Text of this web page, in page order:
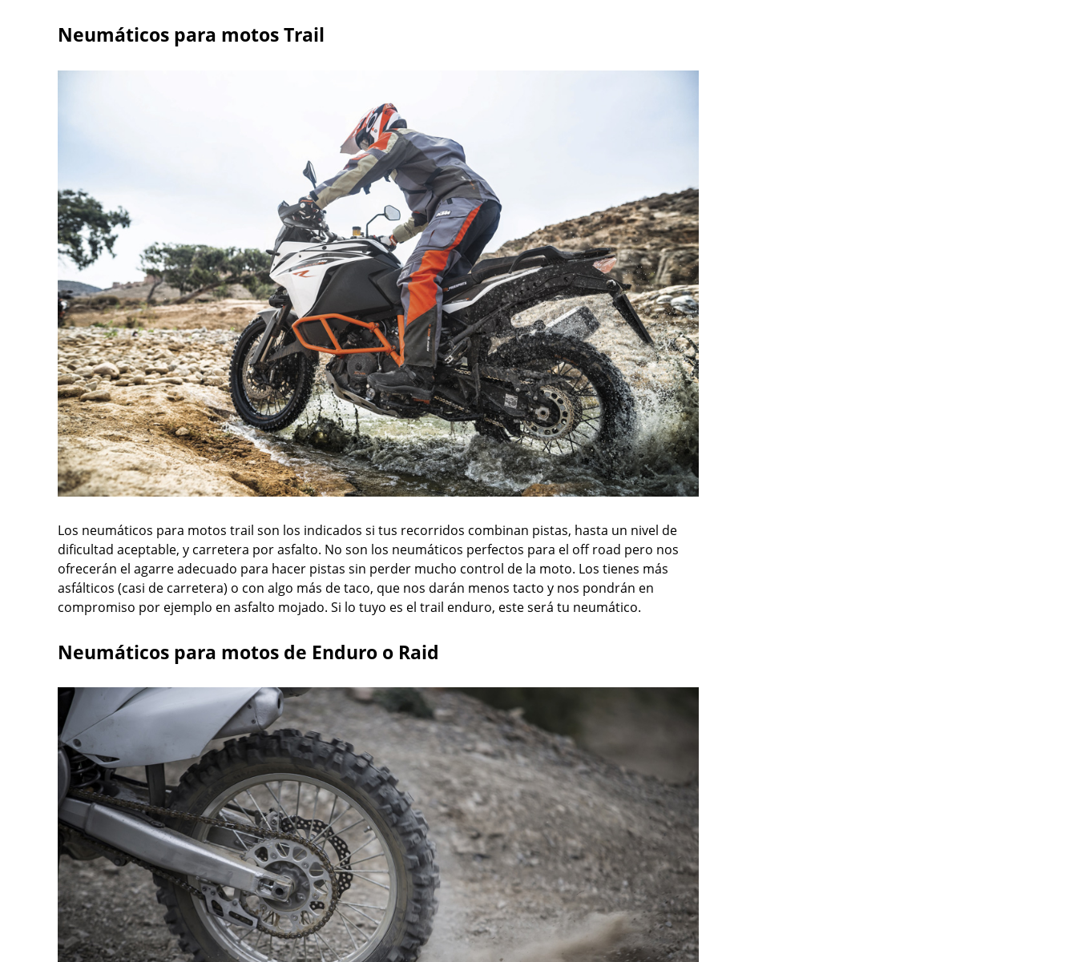
Neumáticos para motos Trail
Los neumáticos para motos trail son los indicados si tus recorridos combinan pistas, hasta un nivel de
dificultad aceptable, y carretera por asfalto. No son los neumáticos perfectos para el off road pero nos
ofrecerán el agarre adecuado para hacer pistas sin perder mucho control de la moto. Los tienes más
asfálticos (casi de carretera) o con algo más de taco, que nos darán menos tacto y nos pondrán en
compromiso por ejemplo en asfalto mojado. Si lo tuyo es el trail enduro, este será tu neumático.
Neumáticos para motos de Enduro o Raid